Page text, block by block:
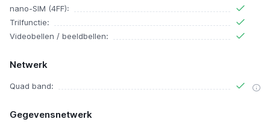
nano-SIM (4FF):
Trilfunctie:
Videobellen / beeldbellen:
Netwerk
Quad band:
Gegevensnetwerk